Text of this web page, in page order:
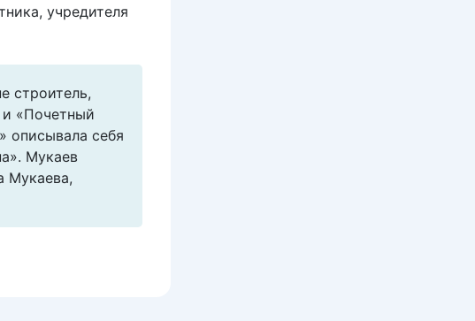
учредителя
строитель,
«Почетный
описывала себя
Мукаев
Мукаева,